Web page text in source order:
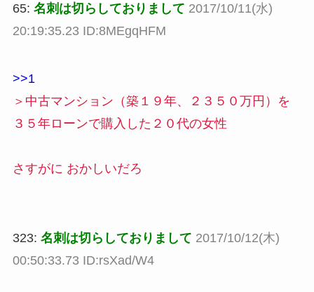
65: 名刺は切らしておりまして 2017/10/11(水)
20:19:35.23 ID:8MEgqHFM
>>1
＞中古マンション（築１９年、２３５０万円）を
３５年ローンで購入した２０代の女性
さすがに おかしいだろ
323: 名刺は切らしておりまして 2017/10/12(木)
00:50:33.73 ID:rsXad/W4